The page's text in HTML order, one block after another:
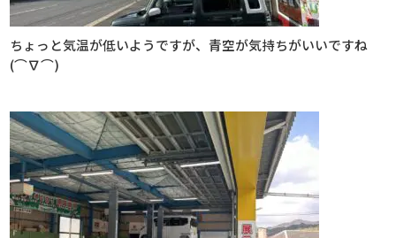
ちょっと気温が低いようですが、青空が気持ちがいいですね
(⌒∇⌒)